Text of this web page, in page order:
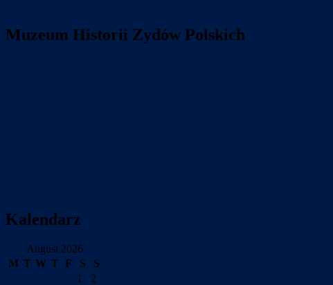
Muzeum Historii Zydów Polskich
Kalendarz
August 2026
M T W T F S
S
1
2